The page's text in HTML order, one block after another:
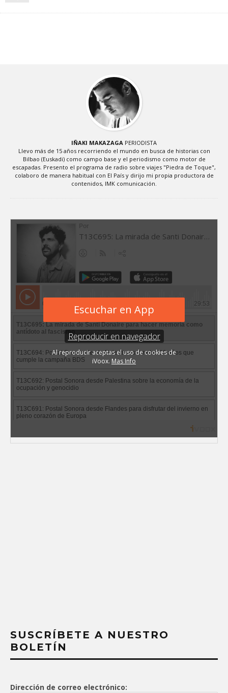
IÑAKI MAKAZAGA PERIODISTA
Llevo más de 15 años recorriendo el mundo en busca de historias con
Bilbao (Euskadi) como campo base y el periodismo como motor de
escapadas. Presento el programa de radio sobre viajes "Piedra de Toque",
colaboro de manera habitual con El País y dirijo mi propia productora de
contenidos, IMK comunicación.
SUSCRÍBETE A NUESTRO
BOLETÍN
Dirección de correo electrónico: